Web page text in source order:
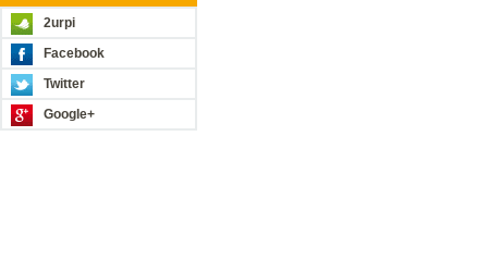
2urpi
Facebook
Twitter
Google+